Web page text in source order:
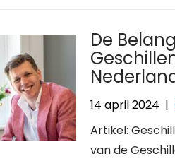
De
14 april 2024 |
Artikel:
van de